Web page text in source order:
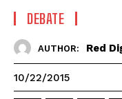
DEBATE
AUTHOR: Red
10/22/2015